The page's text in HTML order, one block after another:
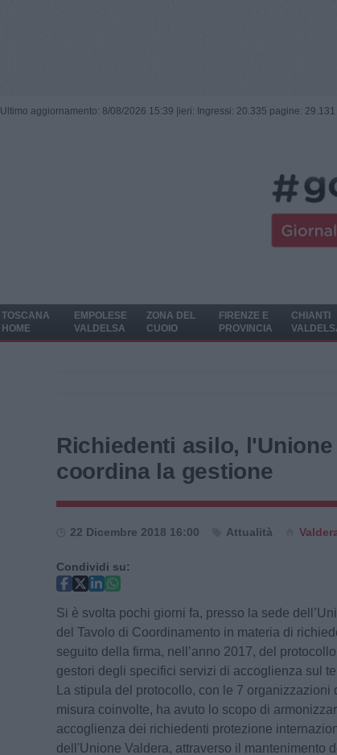
Ultimo aggiornamento: 8/08/2026 15:39 | ieri: Ingressi: 20.335 pagine:
TOSCANA
HOME
EMPOLESE
VALDELSA
ZONA DEL
CUOIO
FIRENZE E
PROVINCIA
CHIANTI
Richiedenti asilo, l'Unione
coordina la gestione
22 Dicembre 2018 16:00 Attualità
Condividi su:
Si è svolta pochi giorni fa, presso la sede
del Tavolo di Coordinamento in materia di
seguito della firma, nell’anno 2017, del
gestori degli specifici servizi di accoglienza sul
La stipula del protocollo, con le 7 organizzazioni
misura coinvolte, ha avuto lo scopo di
accoglienza dei richiedenti protezione
dell'Unione Valdera, attraverso il mantenimento